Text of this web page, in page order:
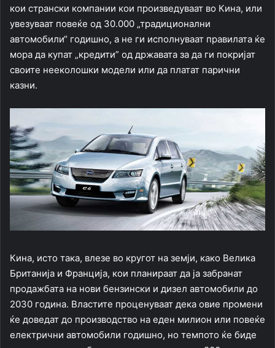
кои странски компании кои произведуваат во Кина, или
увезуваат повеќе од 30.000 „традиционални
автомобили“ годишно, а не ги исполнуваат правилата ќе
мора да купат „кредити” од државата за да ги покријат
своите нееколошки модели или да платат парични
казни.
Кина, исто така, влезе во кругот на земји, како Велика
Британија и Франција, кои планираат да ја забранат
продажбата на нови бензински и дизел автомобили до
2030 година. Властите проценуваат дека овие промени
ќе доведат до производство на еден милион или повеќе
електрични автомобили годишно, но темпото ќе биде